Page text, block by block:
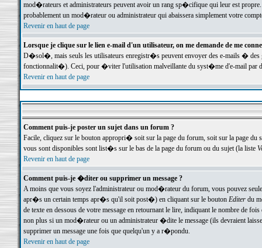
mod�rateurs et administrateurs peuvent avoir un rang sp�cifique qui leur est
probablement un mod�rateur ou administrateur qui abaissera simplement votre
Revenir en haut de page
Lorsque je clique sur le lien e-mail d'un utilisateur, on me demande de me
D�sol�, mais seuls les utilisateurs enregistr�s peuvent envoyer des e-mails �
fonctionnalit�). Ceci, pour �viter l'utilisation malveillante du syst�me d'e-mail par
Revenir en haut de page
Comment puis-je poster un sujet dans un forum ?
Facile, cliquez sur le bouton appropri� soit sur la page du forum, soit sur la page du
vous sont disponibles sont list�s sur le bas de la page du forum ou du sujet (la liste
Revenir en haut de page
Comment puis-je �diter ou supprimer un message ?
A moins que vous soyez l'administrateur ou mod�rateur du forum, vous pouvez
apr�s un certain temps apr�s qu'il soit post�) en cliquant sur le bouton Editerdu
de texte en dessous de votre message en retournant le lire, indiquant le nombre
non plus si un mod�rateur ou un administrateur �dite le message (ils devraient
supprimer un message une fois que quelqu'un y a r�pondu.
Revenir en haut de page